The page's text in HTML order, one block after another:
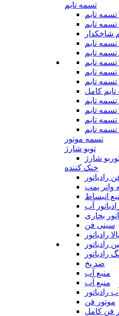
تسمه تایم
تسمه تایم
تایم
شاخکدار
تایم
تایم
تسمه تایم
تسمه تایم
تایم
کامل
تایم
تایم
تایم
تایم
تسمه موتور
توبو شارژ
شارژ
خنک کننده
رادیاتور
واتر پمپ
انبساط
آب
بخاری
سینی فن
رادیاتور
رادیاتور
رادیاتور
ضد یخ
منبع آب
منبع آب
رادیاتور
موتور فن
فن کامل